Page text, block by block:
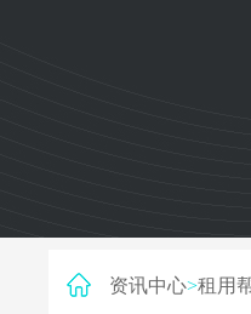
资讯中心>租用